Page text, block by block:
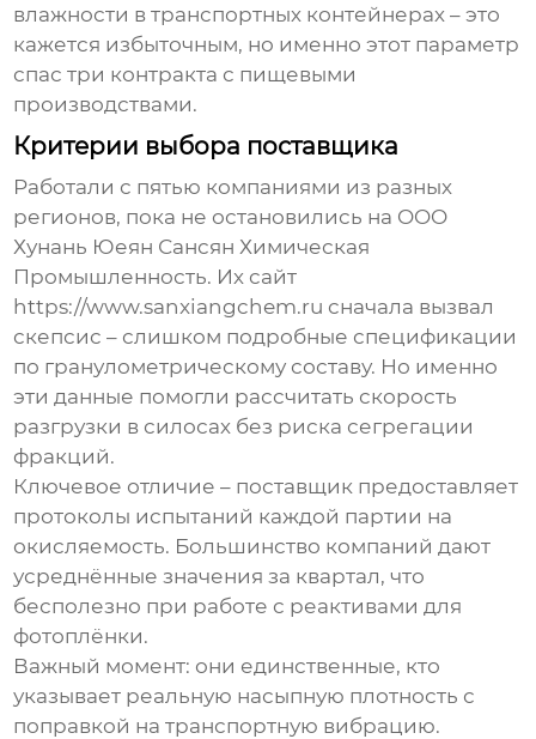
влажности в транспортных контейнерах – это
кажется избыточным, но именно этот параметр
спас три контракта с пищевыми
производствами.
Критерии выбора поставщика
Работали с пятью компаниями из разных
регионов, пока не остановились на OOO
Хунань Юеян Сансян Химическая
Промышленность. Их сайт
https://www.sanxiangchem.ru сначала вызвал
скепсис – слишком подробные спецификации
по гранулометрическому составу. Но именно
эти данные помогли рассчитать скорость
разгрузки в силосах без риска сегрегации
фракций.
Ключевое отличие – поставщик предоставляет
протоколы испытаний каждой партии на
окисляемость. Большинство компаний дают
усреднённые значения за квартал, что
бесполезно при работе с реактивами для
фотоплёнки.
Важный момент: они единственные, кто
указывает реальную насыпную плотность с
поправкой на транспортную вибрацию.